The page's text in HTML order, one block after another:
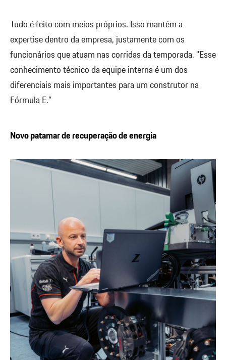
Tudo é feito com meios próprios. Isso mantém a
expertise dentro da empresa, justamente com os
funcionários que atuam nas corridas da temporada. “Esse
conhecimento técnico da equipe interna é um dos
diferenciais mais importantes para um construtor na
Fórmula E.”
Novo patamar de recuperação de energia